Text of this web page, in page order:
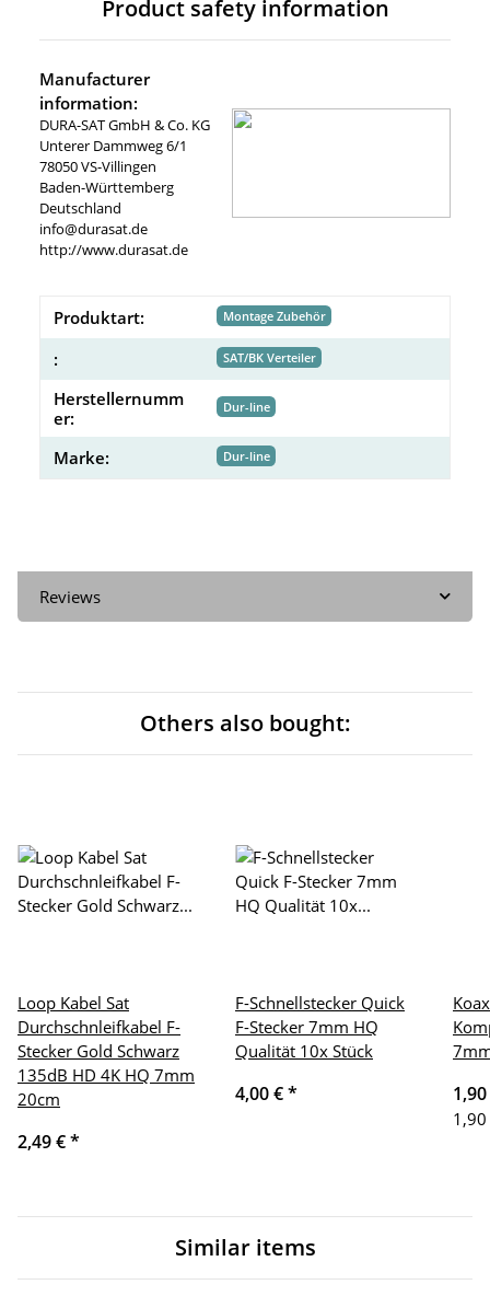
Product safety information
Manufacturer
information:
DURA-SAT GmbH & Co. KG
Unterer Dammweg 6/1
78050 VS-Villingen
Baden-Württemberg
Deutschland
info@durasat.de
http://www.durasat.de
Produktart: Montage Zubehör
: SAT/BK Verteiler
Herstellernumm
er:
Dur-line
Marke: Dur-line
Reviews
Others also bought:
Loop Kabel Sat
Durchschnleifkabel F-
Stecker Gold Schwarz
135dB HD 4K HQ 7mm
20cm
2,49 €*
F-Schnellstecker Quick
F-Stecker 7mm HQ
Qualität 10x Stück
4,00 €*
Similar items